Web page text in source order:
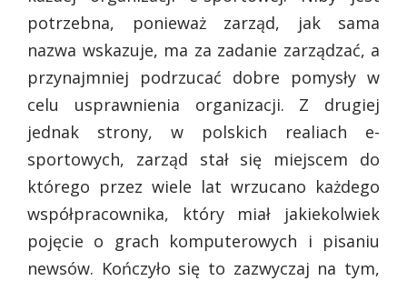
potrzebna, ponieważ zarząd, jak sama
nazwa wskazuje, ma za zadanie zarządzać, a
przynajmniej podrzucać dobre pomysły w
celu usprawnienia organizacji. Z drugiej
jednak strony, w polskich realiach e-
sportowych, zarząd stał się miejscem do
którego przez wiele lat wrzucano każdego
współpracownika, który miał jakiekolwiek
pojęcie o grach komputerowych i pisaniu
newsów. Kończyło się to zazwyczaj na tym,